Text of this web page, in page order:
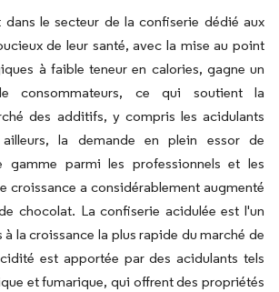
dans le secteur de la confiserie dédié aux
de leur santé, avec la mise au point
à faible teneur en calories, gagne un
consommateurs, ce qui soutient la
des additifs, y compris les acidulants
ailleurs, la demande en plein essor de
gamme parmi les professionnels et les
croissance a considérablement augmenté
chocolat. La confiserie acidulée est l'un
à la croissance la plus rapide du marché de
est apportée par des acidulants tels
et fumarique, qui offrent des propriétés